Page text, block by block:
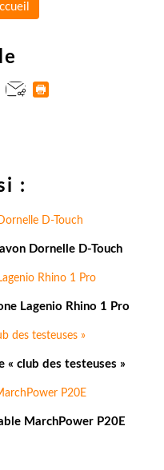
:
Dornelle D-Touch
Lagenio Rhino 1 Pro
« club des testeuses »
MarchPower P20E